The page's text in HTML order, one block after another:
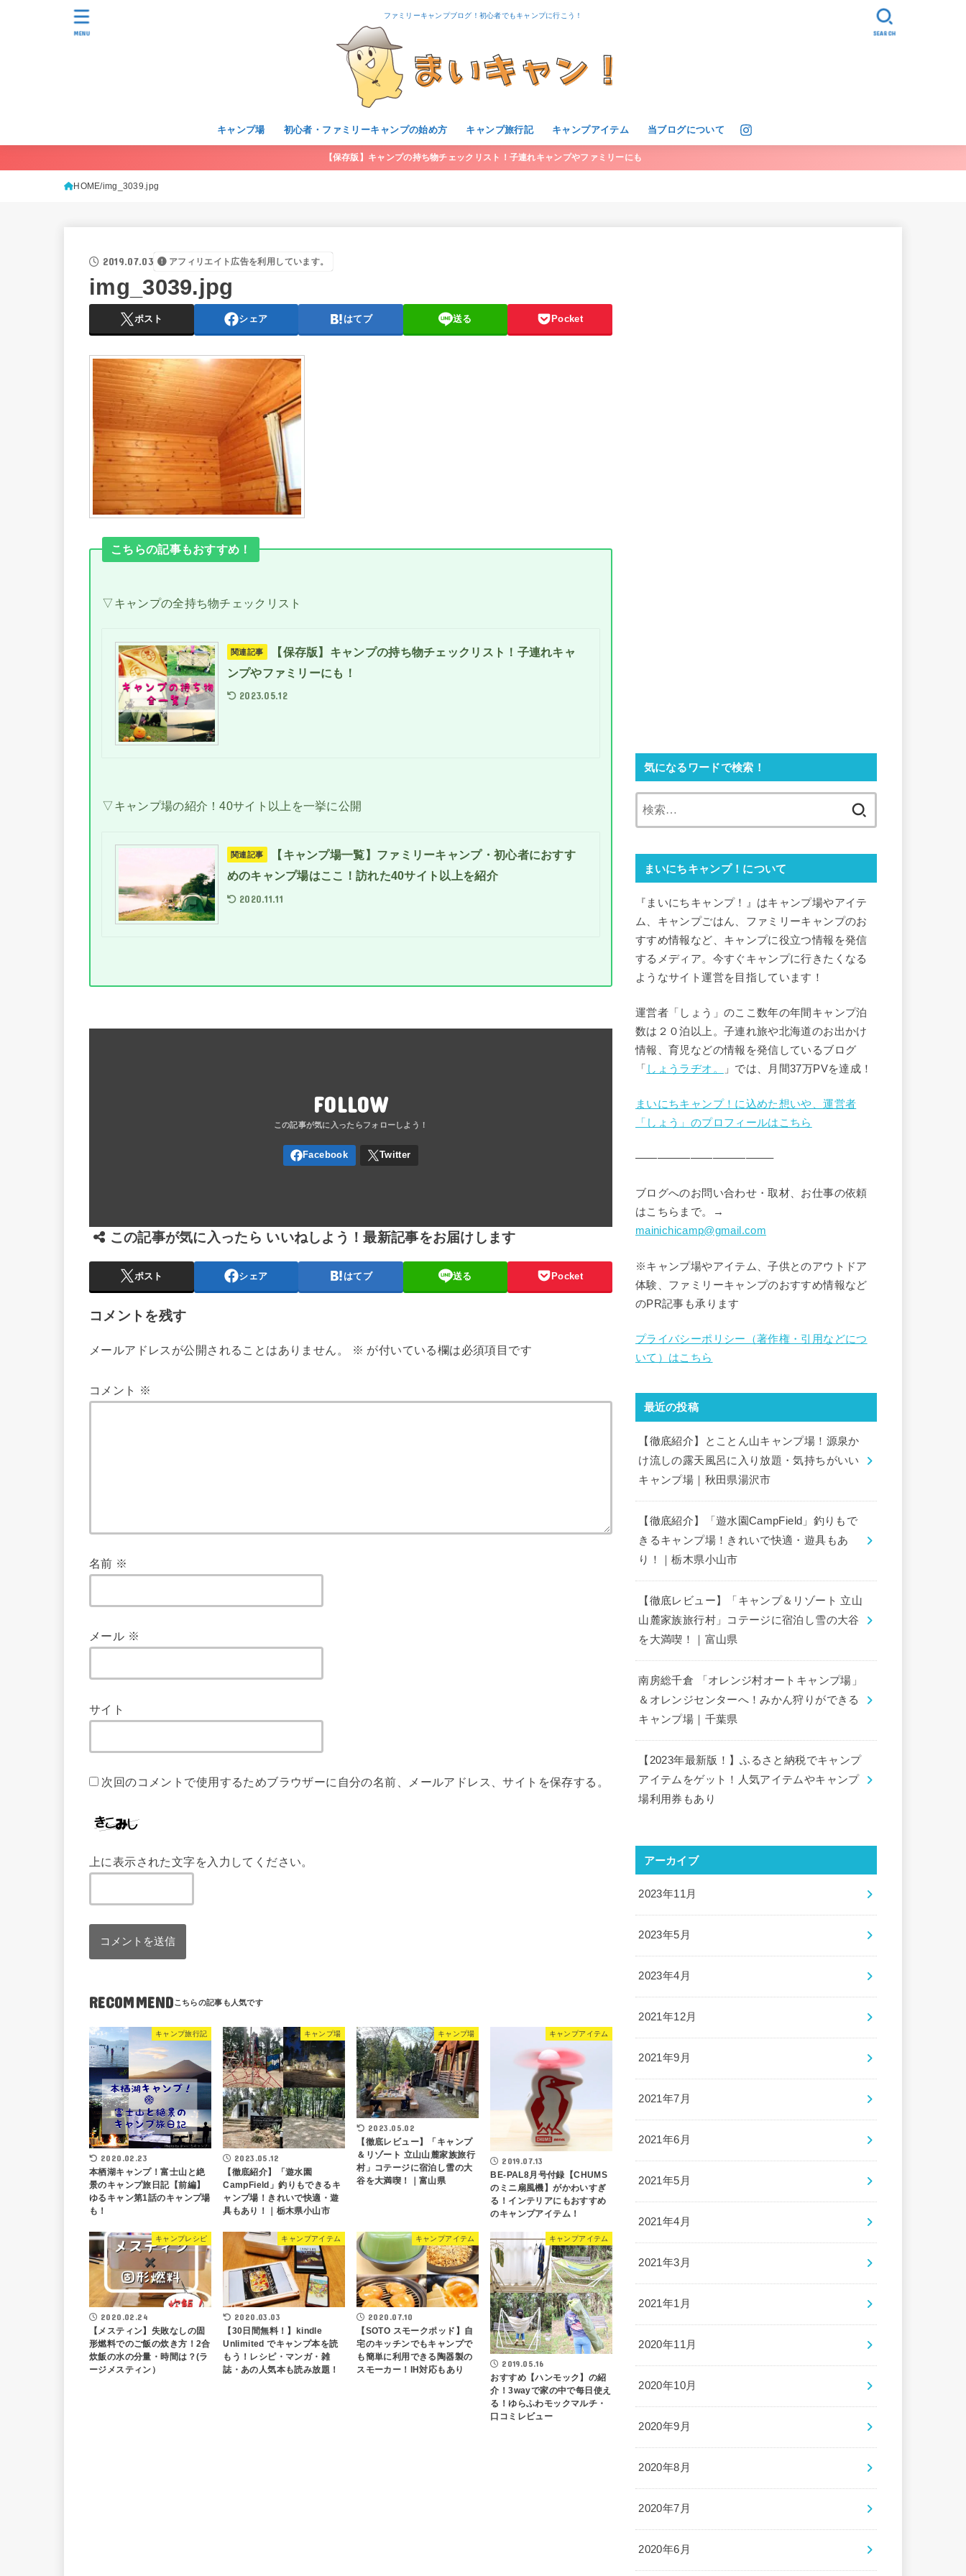
ファミリーキャンプブログ！初心者でもキャンプに行こう！
キャンプ場 初心者・ファミリーキャンプの始め方 キャンプ旅行記 キャンプアイテム 当ブログについて
SEARCH
MENU
【保存版】キャンプの持ち物チェックリスト！子連れキャンプやファミリーにも
HOME img_3039.jpg
2019.07.03 アフィリエイト広告を利用しています。
img_3039.jpg
ポスト シェア はてブ 送る Pocket
こちらの記事もおすすめ！
▽キャンプの全持ち物チェックリスト
関連記事
【保存版】キャンプの持ち物チェックリスト！子連れキャ
ンプやファミリーにも！
2023.05.12
▽キャンプ場の紹介！40サイト以上を一挙に公開
関連記事
【キャンプ場一覧】ファミリーキャンプ・初心者におすす
めのキャンプ場はここ！訪れた40サイト以上を紹介
2020.11.11
FOLLOW
この記事が気に入ったら いいねしよう！最新記事をお届けします
ポスト シェア はてブ 送る Pocket
コメントを残す
メールアドレスが公開されることはありません。 ※ が付いている欄は必須項目です
コメント ※
名前 ※
メール ※
サイト
次回のコメントで使用するためブラウザーに自分の名前、メールアドレス、サイトを保存する。
上に表示された文字を入力してください。
RECOMMEND
キャンプ旅行記
2020.02.23
本栖湖キャンプ！富士山と絶
景のキャンプ旅日記【前編】
ゆるキャン第1話のキャンプ場
も！
キャンプ場
2023.05.12
【徹底紹介】「遊水園
CampField」釣りもできるキ
ャンプ場！きれいで快適・遊
具もあり！｜栃木県小山市
キャンプ場
2023.05.02
【徹底レビュー】「キャンプ
＆リゾート 立山山麓家族旅行
村」コテージに宿泊し雪の大
谷を大満喫！｜富山県
キャンプアイテム
2019.07.13
BE-PAL8月号付録【CHUMS
のミニ扇風機】がかわいすぎ
る！インテリアにもおすすめ
のキャンプアイテム！
キャンプレシピ
2020.02.24
【メスティン】失敗なしの固
形燃料でのご飯の炊き方！2合
炊飯の水の分量・時間は？(ラ
ージメスティン）
キャンプアイテム
2020.03.03
【30日間無料！】kindle
Unlimited でキャンプ本を読
もう！レシピ・マンガ・雑
誌・あの人気本も読み放題！
キャンプアイテム
2020.07.10
【SOTO スモークポッド】自
宅のキッチンでもキャンプで
も簡単に利用できる陶器製の
スモーカー！IH対応もあり
キャンプアイテム
2019.05.16
おすすめ【ハンモック】の紹
介！3wayで家の中で每日使え
る！ゆらふわモックマルチ・
口コミレビュー
気になるワードで検索！
まいにちキャンプ！について
『まいにちキャンプ！』はキャンプ場やアイテ
ム、キャンプごはん、ファミリーキャンプのお
すすめ情報など、キャンプに役立つ情報を発信
するメディア。今すぐキャンプに行きたくなる
ようなサイト運営を目指しています！
運営者「しょう」のここ数年の年間キャンプ泊
数は２０泊以上。子連れ旅や北海道のお出かけ
情報、育児などの情報を発信しているブログ
「 しょうラヂオ。 」では、月間37万PVを達成！
まいにちキャンプ！に込めた想いや、運営者
「しょう」のプロフィールはこちら
————————————–
ブログへのお問い合わせ・取材、お仕事の依頼
はこちらまで。→
mainichicamp@gmail.com
※キャンプ場やアイテム、子供とのアウトドア
体験、ファミリーキャンプのおすすめ情報など
のPR記事も承ります
プライバシーポリシー（著作権・引用などにつ
いて）はこちら
最近の投稿
【徹底紹介】とことん山キャンプ場！源泉か
け流しの露天風呂に入り放題・気持ちがいい
キャンプ場｜秋田県湯沢市
【徹底紹介】「遊水園CampField」釣りもで
きるキャンプ場！きれいで快適・遊具もあ
り！｜栃木県小山市
【徹底レビュー】「キャンプ＆リゾート 立山
山麓家族旅行村」コテージに宿泊し雪の大谷
を大満喫！｜富山県
南房総千倉 「オレンジ村オートキャンプ場」
＆オレンジセンターへ！みかん狩りができる
キャンプ場｜千葉県
【2023年最新版！】ふるさと納税でキャンプ
アイテムをゲット！人気アイテムやキャンプ
場利用券もあり
アーカイブ
2023年11月
2023年5月
2023年4月
2021年12月
2021年9月
2021年7月
2021年6月
2021年5月
2021年4月
2021年3月
2021年1月
2020年11月
2020年10月
2020年9月
2020年8月
2020年7月
2020年6月